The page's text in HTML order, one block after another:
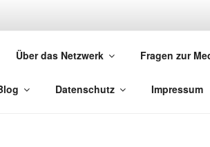
Über das Netzwerk Fragen zur
Datenschutz Impressum